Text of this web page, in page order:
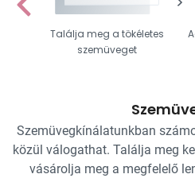
Találja meg a tökéletes
szemüveget
Szemüvegkínálatunkban
közül válogathat. Találja meg
vásárolja meg a megfelelő